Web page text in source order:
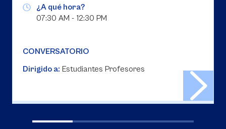
¿A qué hora?
07:30 AM - 12:30 PM
CONVERSATORIO
Dirigido a: Estudiantes Profesores